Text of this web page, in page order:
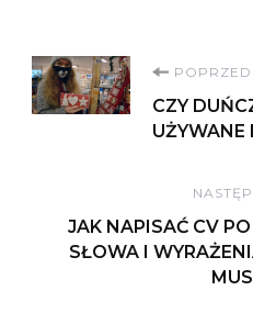
wpisu
CZY
UŻYWANE
JAK NAPISAĆ CV
SŁOWA I